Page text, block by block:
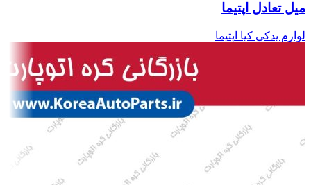
میل تعادل اپتیما
لوازم یدکی کیا اپتیما